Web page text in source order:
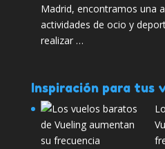
Madrid, encontramos una
actividades de ocio y
realizar …
Inspiración para tus